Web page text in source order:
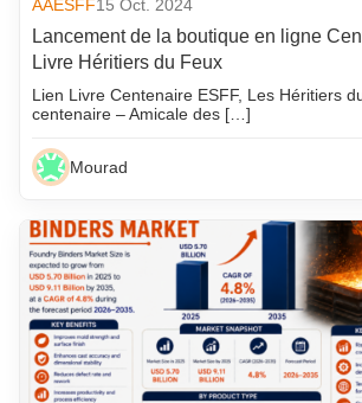
AAESFF15 Oct. 2024
Lancement de la boutique en ligne
Livre Héritiers du Feux
Lien Livre Centenaire ESFF, Les Héritiers
centenaire – Amicale des […]
Mourad